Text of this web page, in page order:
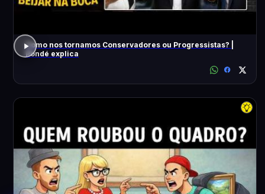
Como nos tornamos Conservadores ou Progressistas? |
Pondé explica